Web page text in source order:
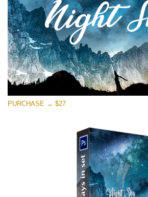
Download Grátis
PURCHASE → $27